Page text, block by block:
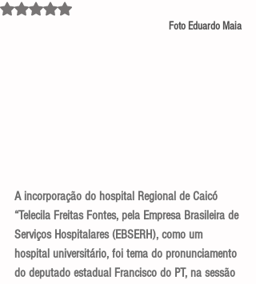
Avaliado com NaN de 5 estrelas.
Foto Eduardo Maia
A incorporação do hospital Regional de Caicó
“Telecila Freitas Fontes, pela Empresa Brasileira de
Serviços Hospitalares (EBSERH), como um
hospital universitário, foi tema do pronunciamento
do deputado estadual Francisco do PT, na sessão